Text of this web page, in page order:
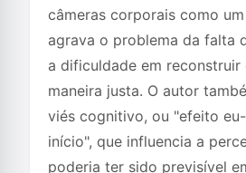
câmeras corporais como
agrava o problema da falta
a dificuldade em reconstruir
maneira justa. O autor
viés cognitivo, ou "efeito
início", que influencia a
poderia ter sido previsível